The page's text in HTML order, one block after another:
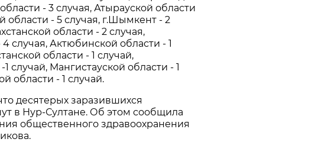
- 3 случая, Атырауской области
области - 5 случая, г.Шымкент - 2
области - 2 случая,
случая, Актюбинской области - 1
области - 1 случай,
случай, Мангистауской области - 1
области - 1 случай.
десятерых заразившихся
в Нур-Султане. Об этом сообщила
общественного здравоохранения